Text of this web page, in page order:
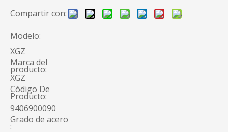
Compartir con:
Modelo:
XGZ
Marca del
producto:
XGZ
Código De
Producto:
9406900090
Grado de acero
: